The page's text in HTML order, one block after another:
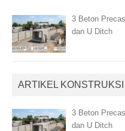
3 Beton
dan U Ditch
ARTIKEL KONSTRUKSI
3 Beton
dan U Ditch